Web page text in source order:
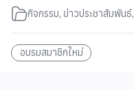
กิจกรรม, ข่าวประชาสัมพันธ์,
อบรมสมาชิกใหม่